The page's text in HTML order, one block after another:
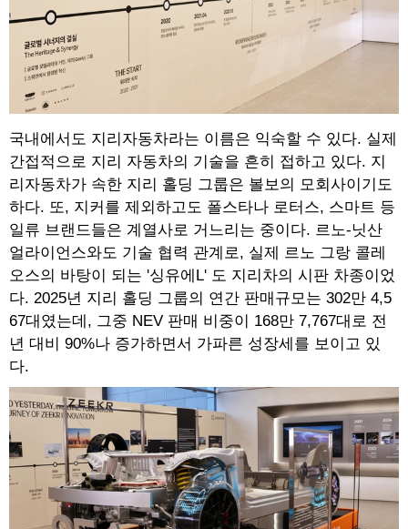
국내에서도 지리자동차라는 이름은 익숙할 수 있다. 실제
간접적으로 지리 자동차의 기술을 흔히 접하고 있다. 지
리자동차가 속한 지리 홀딩 그룹은 볼보의 모회사이기도
하다. 또, 지커를 제외하고도 폴스타나 로터스, 스마트 등
일류 브랜드들은 계열사로 거느리는 중이다. 르노-닛산
얼라이언스와도 기술 협력 관계로, 실제 르노 그랑 콜레
오스의 바탕이 되는 '싱유에L' 도 지리차의 시판 차종이었
다. 2025년 지리 홀딩 그룹의 연간 판매규모는 302만 4,5
67대였는데, 그중 NEV 판매 비중이 168만 7,767대로 전
년 대비 90%나 증가하면서 가파른 성장세를 보이고 있
다.